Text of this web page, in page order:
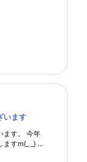
います
ます。 今年
すm(_ _) ...